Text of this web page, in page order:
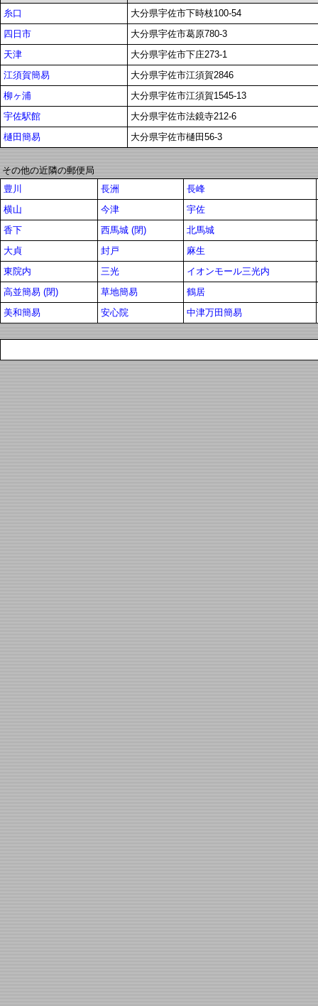
糸口
大分県宇佐市下時枝100-54
四日市
大分県宇佐市葛原780-3
天津
大分県宇佐市下庄273-1
江須賀簡易
大分県宇佐市江須賀2846
柳ヶ浦
大分県宇佐市江須賀1545-13
宇佐駅館
大分県宇佐市法鏡寺212-6
樋田簡易
大分県宇佐市樋田56-3
その他の近隣の郵便局
豊川
長洲
長峰
横山
今津
宇佐
香下
西馬城 (閉)
北馬城
大貞
封戸
麻生
東院内
三光
イオンモール三光内
高並簡易 (閉)
草地簡易
鶴居
美和簡易
安心院 中津万田簡易